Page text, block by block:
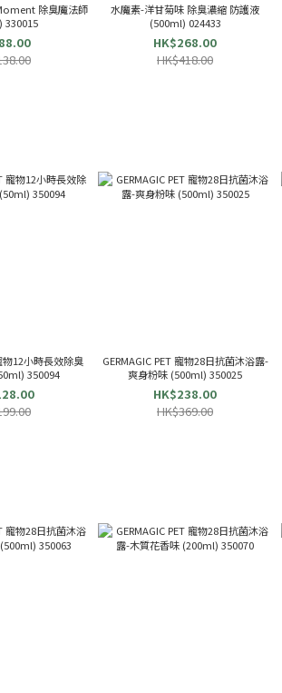
除臭魔法師
330015
水魔素-洋甘菊味 除臭濃縮 防護液
(500ml) 024433
HK$268.00
HK$418.00
物12小時長效除臭
350094
GERMAGIC PET 寵物28日抗菌沐浴露-
爽身粉味 (500ml) 350025
HK$238.00
HK$369.00